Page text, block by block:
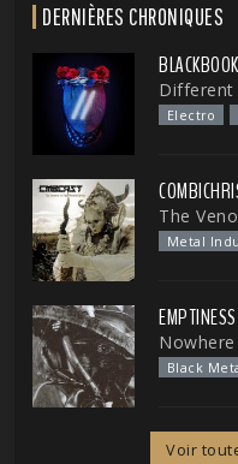
DERNIÈRES CHRONIQUES
BLACKBOOK
Different
Electro
The
Metal
EMPTINESS
Nowhere
Black
Voir